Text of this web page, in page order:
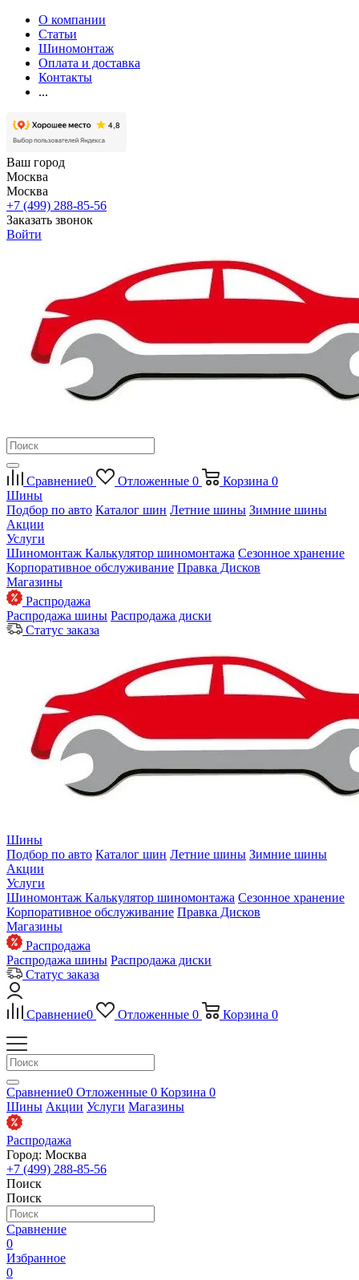
О компании
Статьи
Шиномонтаж
Оплата и доставка
Контакты
...
Ваш город
Москва
Москва
+7 (499) 288-85-56
Заказать звонок
Войти
Сравнение0 Отложенные 0 Корзина 0
Шины
Подбор по авто Каталог шин Летние шины Зимние шины
Акции
Услуги
Шиномонтаж Калькулятор шиномонтажа Сезонное хранение
Корпоративное обслуживание Правка Дисков
Магазины
Распродажа
Распродажа шины Распродажа диски
Статус заказа
Шины
Подбор по авто Каталог шин Летние шины Зимние шины
Акции
Услуги
Шиномонтаж Калькулятор шиномонтажа Сезонное хранение
Корпоративное обслуживание Правка Дисков
Магазины
Распродажа
Распродажа шины Распродажа диски
Статус заказа
Сравнение0 Отложенные 0 Корзина 0
Сравнение0 Отложенные 0 Корзина 0
Шины Акции Услуги Магазины
Распродажа
Город: Москва
+7 (499) 288-85-56
Поиск
Поиск
Сравнение
0
Избранное
0